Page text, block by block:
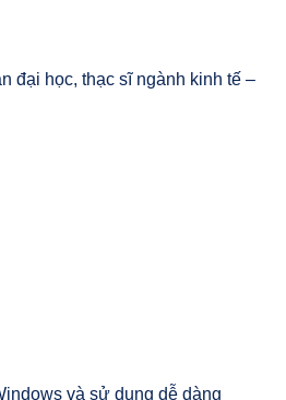
đại học, thạc sĩ ngành kinh tế –
và sử dụng dễ dàng